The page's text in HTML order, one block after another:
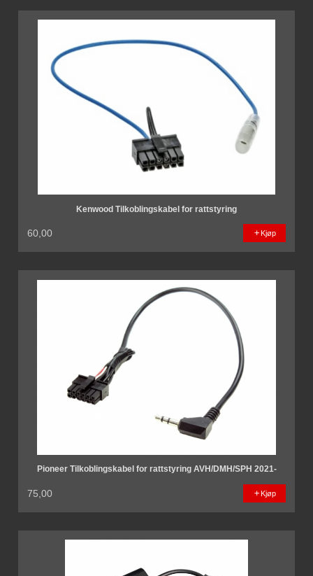
Kenwood Tilkoblingskabel for rattstyring
60,00 Kjøp
Pioneer Tilkoblingskabel for rattstyring AVH/DMH/SPH 2021-
75,00 Kjøp